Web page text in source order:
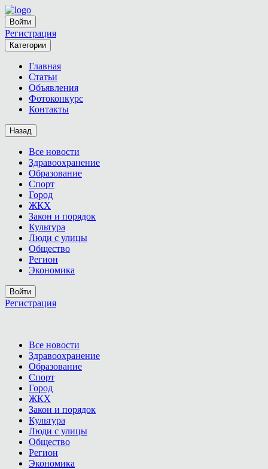
Войти
Регистрация
Категории
Главная
Статьи
Объявления
Фотоконкурс
Контакты
Назад
Все новости
Здравоохранение
Образование
Спорт
Город
ЖКХ
Закон и порядок
Культура
Люди с улицы
Общество
Регион
Экономика
Войти
Регистрация
Все новости
Здравоохранение
Образование
Спорт
Город
ЖКХ
Закон и порядок
Культура
Люди с улицы
Общество
Регион
Экономика